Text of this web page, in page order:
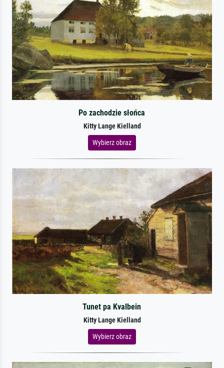
Po zachodzie słońca
Kitty Lange Kielland
Wybierz obraz
Tunet pa Kvalbein
Kitty Lange Kielland
Wybierz obraz